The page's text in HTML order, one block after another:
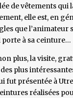
de vêtements qui
elle est, en
que l’animateur
porte à sa ceinture…
plus, la visite,
plus
fut présentée à
réalisées